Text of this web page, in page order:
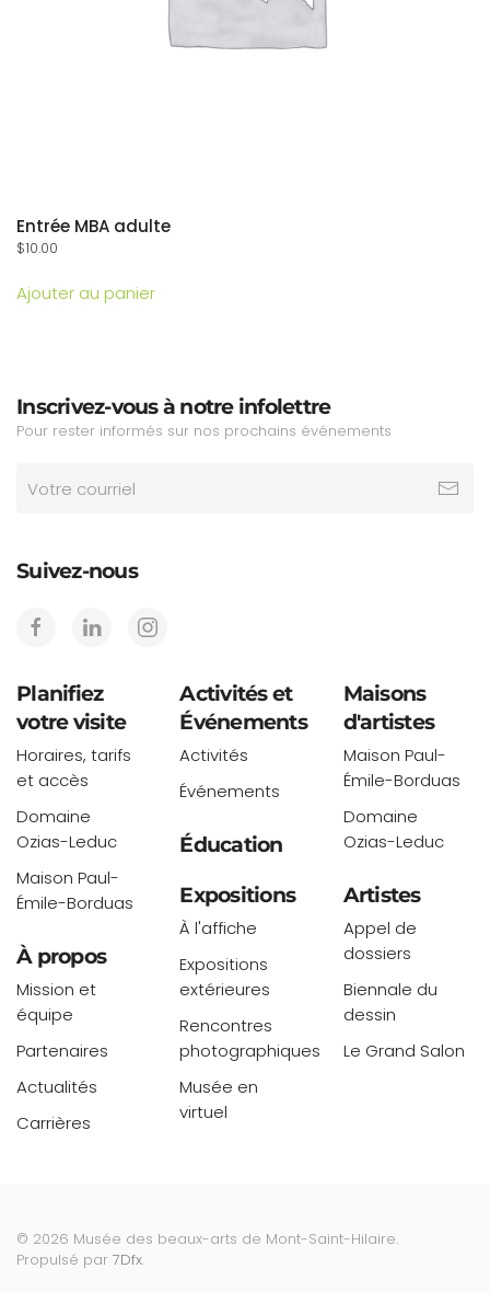
Entrée MBA adulte
$10.00
Ajouter au panier
Inscrivez-vous à notre infolettre
Pour rester informés sur nos prochains événements
Suivez-nous
Planifiez
votre visite
Horaires, tarifs
et accès
Domaine
Ozias-Leduc
Maison Paul-
Émile-Borduas
À propos
Mission et
équipe
Partenaires
Actualités
Carrières
Activités et
Événements
Activités
Événements
Éducation
Expositions
À l'affiche
Expositions
extérieures
Rencontres
photographiques
Musée en
virtuel
Maisons
d'artistes
Maison Paul-
Émile-Borduas
Domaine
Ozias-Leduc
Artistes
Appel de
dossiers
Biennale du
dessin
Le Grand Salon
© 2026 Musée des beaux-arts de Mont-Saint-Hilaire.
Propulsé par 7Dfx.